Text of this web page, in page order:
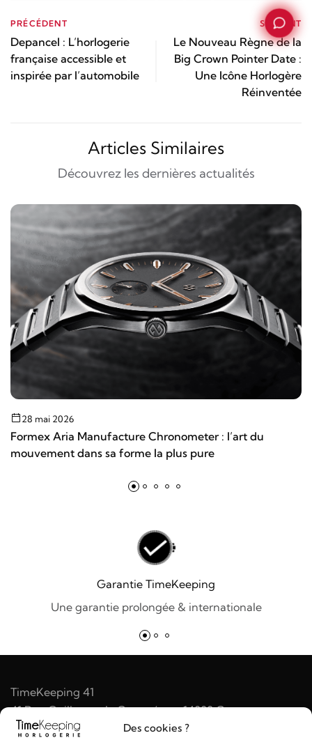
Des cookies ?
PRÉCÉDENT
Depancel : L’horlogerie
française accessible et
inspirée par l’automobile
SUIVANT
Le Nouveau Règne de la
Big Crown Pointer Date :
Une Icône Horlogère
Réinventée
Articles Similaires
Découvrez les dernières actualités
28 mai 2026
Formex Aria Manufacture Chronometer : l’art du
mouvement dans sa forme la plus pure
Garantie TimeKeeping
Une garantie prolongée & internationale
TimeKeeping 41
41 Rue Guillaume le Conquérant 14000 Caen
S'Y RENDRE